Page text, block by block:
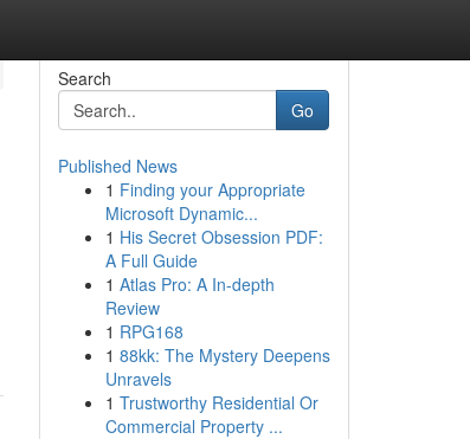
Search
Go
Published News
1 Finding your Appropriate
Microsoft Dynamic...
1 His Secret Obsession PDF:
A Full Guide
1 Atlas Pro: A In-depth
Review
1 RPG168
1 88kk: The Mystery Deepens
Unravels
1 Trustworthy Residential Or
Commercial Property ...